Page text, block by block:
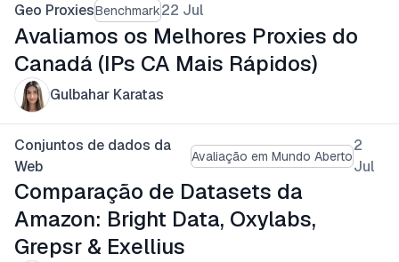
Geo ProxiesBenchmark22 Jul
Avaliamos os Melhores Proxies do
Canadá (IPs CA Mais Rápidos)
Gulbahar Karatas
Conjuntos de dados da
Web
Avaliação em Mundo Aberto
2
Jul
Comparação de Datasets da
Amazon: Bright Data, Oxylabs,
Grepsr & Exellius